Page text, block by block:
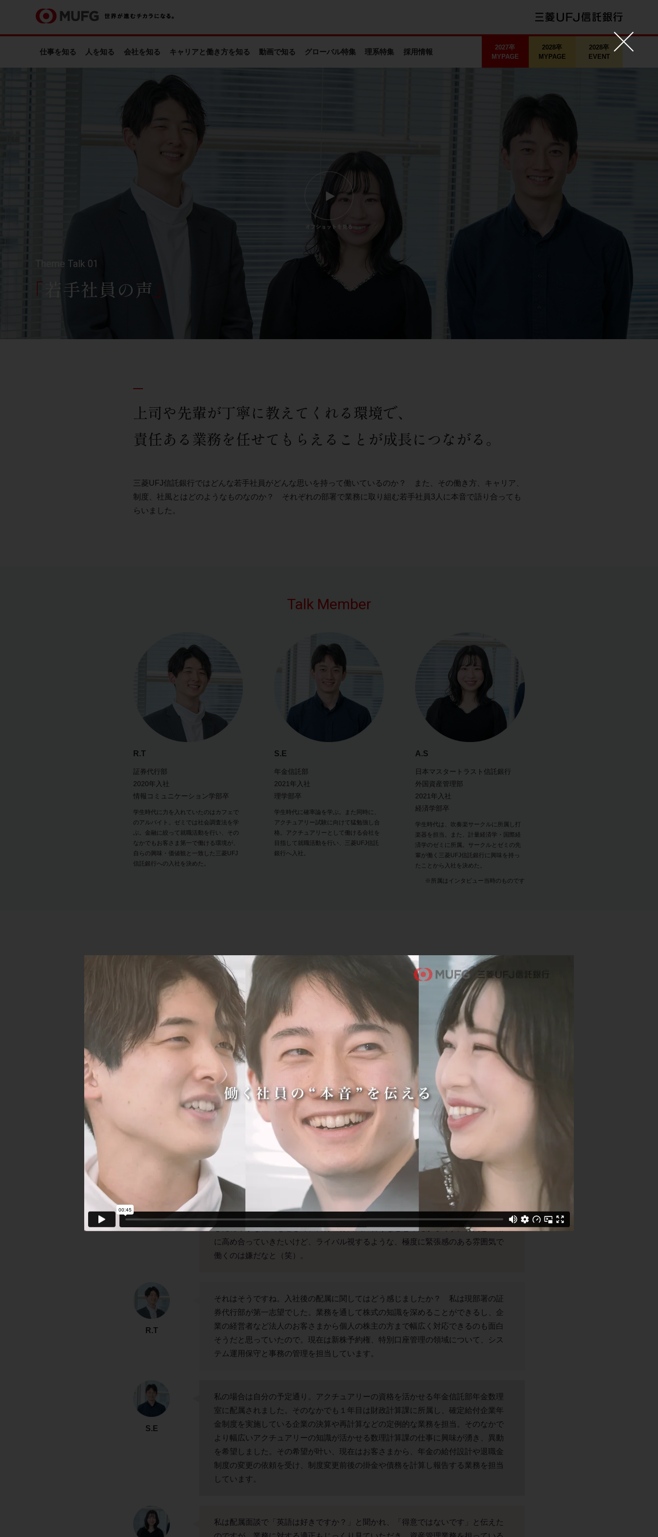
仕事を知る 人を知る 会社を知る キャリアと働き方を知る 動画で知る グローバル特集 理系特集 採用情報
2027卒
MYPAGE
2028卒
MYPAGE
2028卒
EVENT
Theme Talk 01
「 若手社員の声 」
上司や先輩が丁寧に教えてくれる環境で、
責任ある業務を任せてもらえることが成長につながる。
三菱UFJ信託銀行ではどんな若手社員がどんな思いを持って働いているのか？ また、その働き方、キャリア、
制度、社風とはどのようなものなのか？ それぞれの部署で業務に取り組む若手社員3人に本音で語り合っても
らいました。
Talk Member
R.T
証券代行部
2020年入社
情報コミュニケーション学部卒
学生時代に力を入れていたのはカフェで
のアルバイト。ゼミでは社会調査法を学
ぶ。金融に絞って就職活動を行い、その
なかでもお客さま第一で働ける環境が、
自らの興味・価値観と一致した三菱UFJ
信託銀行への入社を決めた。
S.E
年金信託部
2021年入社
理学部卒
学生時代に確率論を学ぶ。また同時に、
アクチュアリー試験に向けて猛勉強し合
格。アクチュアリーとして働ける会社を
目指して就職活動を行い、三菱UFJ信託
銀行へ入社。
A.S
日本マスタートラスト信託銀行
外国資産管理部
2021年入社
経済学部卒
学生時代は、吹奏楽サークルに所属し打
楽器を担当。また、計量経済学・国際経
済学のゼミに所属。サークルとゼミの先
輩が働く三菱UFJ信託銀行に興味を持っ
たことから入社を決めた。
※所属はインタビュー当時のものです
入社動機と、現在の仕事内容を教えてください。
元々資産運用に興味があったこと、またワークバランスを取りたかったことから、
その両方を満たせそうな金融に興味を持ちました。なかでも三菱UFJ信託銀行を選
んだのは、インターンシップに参加した際に出会った先輩社員や、同期になるであ
ろう人たちと気が合ったから。
私は将来に向けて進路を考えている時、アクチュアリーの仕事に興味が湧き、大学
３年時に試験を受けたところ数科目合格。その後、アクチュアリーとして働ける就
職先に絞って就職活動をしました。三菱UFJ信託銀行から内定をいただいた時は、
これで年金アクチュアリー業務に従事できると思い、うれしかったですね。
A.S
「土日休み、転居を伴う転勤なし」という軸で絞ったところ、金融に行き着いたと
いうのが正直なところ（笑）。なかでも三菱UFJ信託銀行を志望したのは、三菱UFJ
信託銀行で働いているサークルやゼミの先輩に話を聞いたところ、和気あいあいと
した穏やかな社風を感じて、自分の雰囲気に合うなと思ったからです。仲間と一緒
に高め合っていきたいけど、ライバル視するような、極度に緊張感のある雰囲気で
働くのは嫌だなと（笑）。
R.T
それはそうですね。入社後の配属に関してはどう感じましたか？ 私は現部署の証
券代行部が第一志望でした。業務を通して株式の知識を深めることができるし、企
業の経営者など法人のお客さまから個人の株主の方まで幅広く対応できるのも面白
そうだと思っていたので。現在は新株予約権、特別口座管理の領域について、シス
テム運用保守と事務の管理を担当しています。
S.E
私の場合は自分の予定通り。アクチュアリーの資格を活かせる年金信託部年金数理
室に配属されました。そのなかでも１年目は財政計算課に所属し、確定給付企業年
金制度を実施している企業の決算や再計算などの定例的な業務を担当。そのなかで
より幅広いアクチュアリーの知識が活かせる数理計算課の仕事に興味が湧き、異動
を希望しました。その希望が叶い、現在はお客さまから、年金の給付設計や退職金
制度の変更の依頼を受け、制度変更前後の掛金や債務を計算し報告する業務を担当
しています。
私は配属面談で「英語は好きですか？」と聞かれ、「得意ではないです」と伝えた